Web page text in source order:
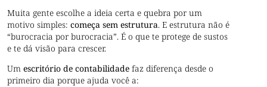
Muita gente escolhe a ideia certa e quebra por um
motivo simples:começa sem estrutura. E estrutura não é
“burocracia por burocracia”. É o que te protege de sustos
e te dá visão para crescer.
Umescritório de contabilidade faz diferença desde o
primeiro dia porque ajuda você a: